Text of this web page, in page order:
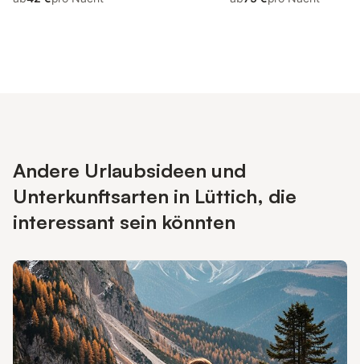
Andere Urlaubsideen und
Unterkunftsarten in Lüttich, die
interessant sein könnten